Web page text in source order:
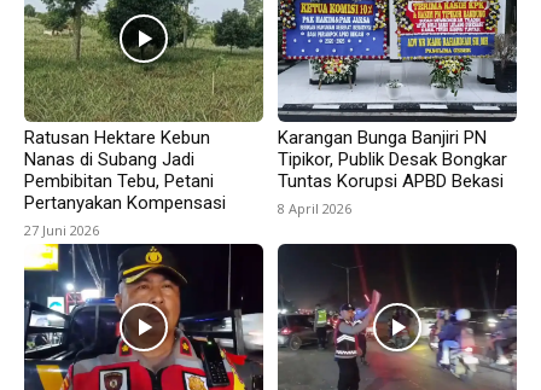
Ratusan Hektare Kebun
Nanas di Subang Jadi
Pembibitan Tebu, Petani
Pertanyakan Kompensasi
27 Juni 2026
Karangan Bunga Banjiri PN
Tipikor, Publik Desak Bongkar
Tuntas Korupsi APBD Bekasi
8 April 2026